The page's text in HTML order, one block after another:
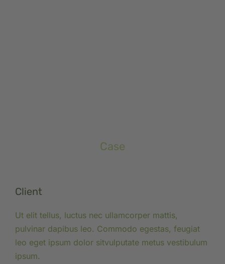
Case
Client
Ut elit tellus, luctus nec ullamcorper mattis,
pulvinar dapibus leo. Commodo egestas, feugiat
leo eget ipsum dolor sitvulputate metus vestibulum
ipsum.